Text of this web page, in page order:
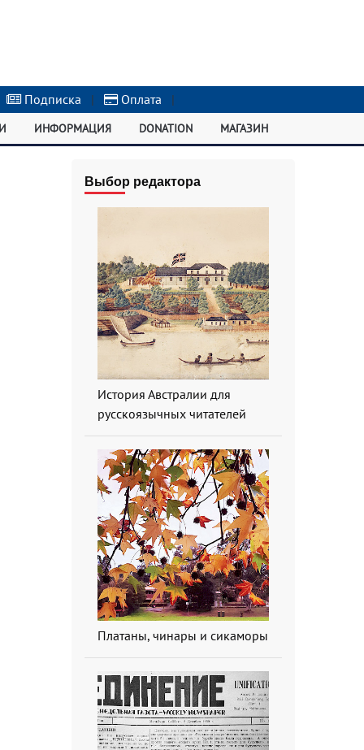
Подписка | Оплата |
ИНФОРМАЦИЯ DONATION МАГАЗИН
Выбор редактора
История Австралии для
русскоязычных читателей
Платаны, чинары и сикаморы